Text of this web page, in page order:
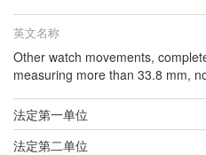
英文名称
Other watch movements,
measuring more than 33.8 mm,
法定第一单位
法定第二单位